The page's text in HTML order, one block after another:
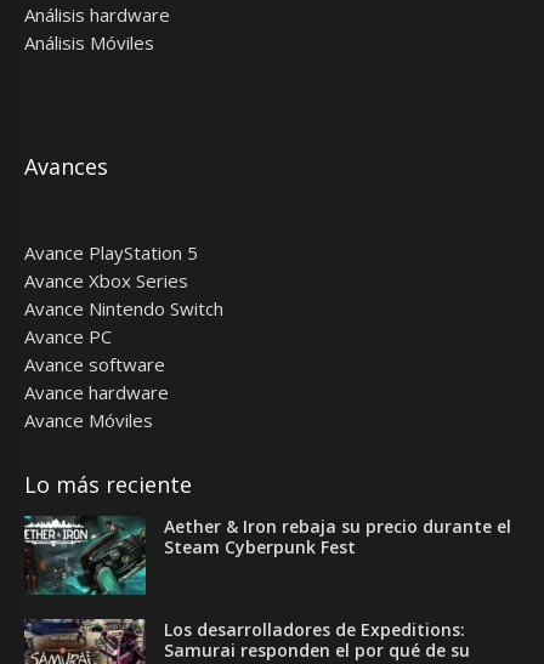
Análisis hardware
Análisis Móviles
Avances
Avance PlayStation 5
Avance Xbox Series
Avance Nintendo Switch
Avance PC
Avance software
Avance hardware
Avance Móviles
Lo más reciente
Aether & Iron rebaja su precio durante el
Steam Cyberpunk Fest
Los desarrolladores de Expeditions:
Samurai responden el por qué de su